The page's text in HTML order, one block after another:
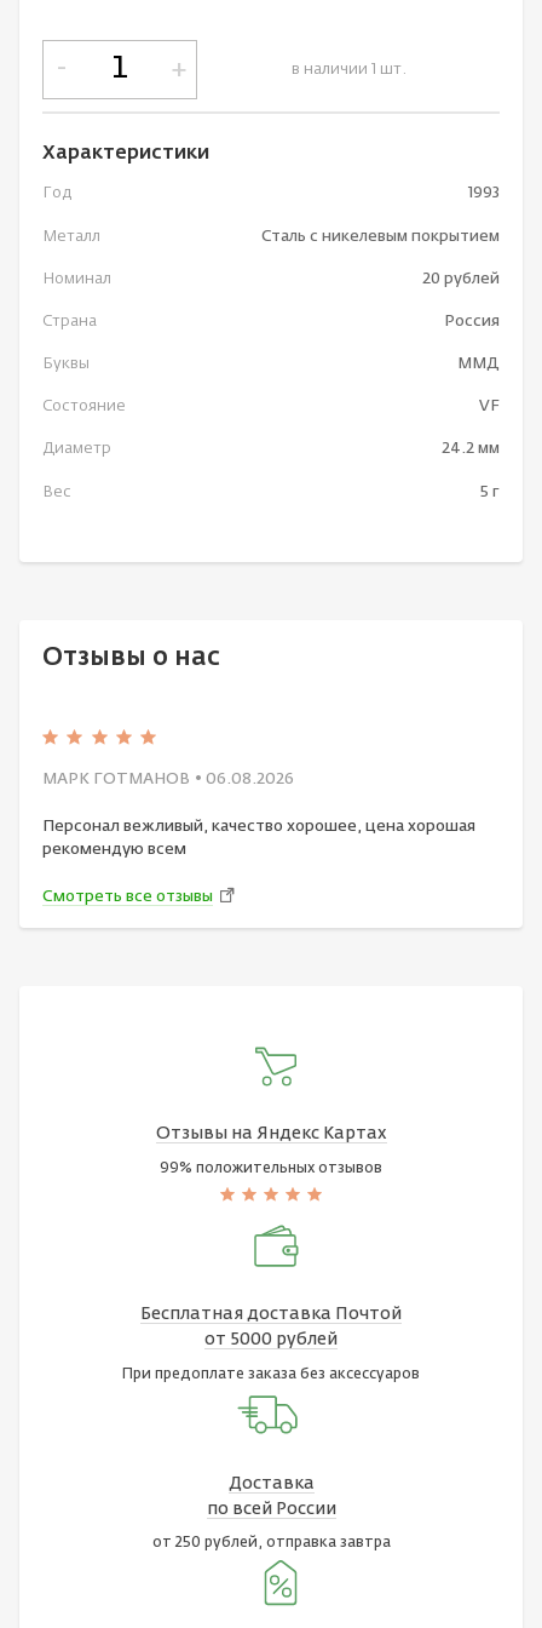
в наличии 1 шт.
- +
Характеристики
Год 1993
Металл Сталь с никелевым покрытием
Номинал 20 рублей
Страна Россия
Буквы ММД
Состояние VF
Диаметр 24.2 мм
Вес 5 г
Отзывы о нас
МАРК ГОТМАНОВ • 06.08.2026
Персонал вежливый, качество хорошее, цена хорошая
рекомендую всем
Смотреть все отзывы
Отзывы на Яндекс Картах
99% положительных отзывов
Бесплатная доставка Почтой
от 5000 рублей
При предоплате заказа без аксессуаров
Доставка
по всей России
от 250 рублей, отправка завтра